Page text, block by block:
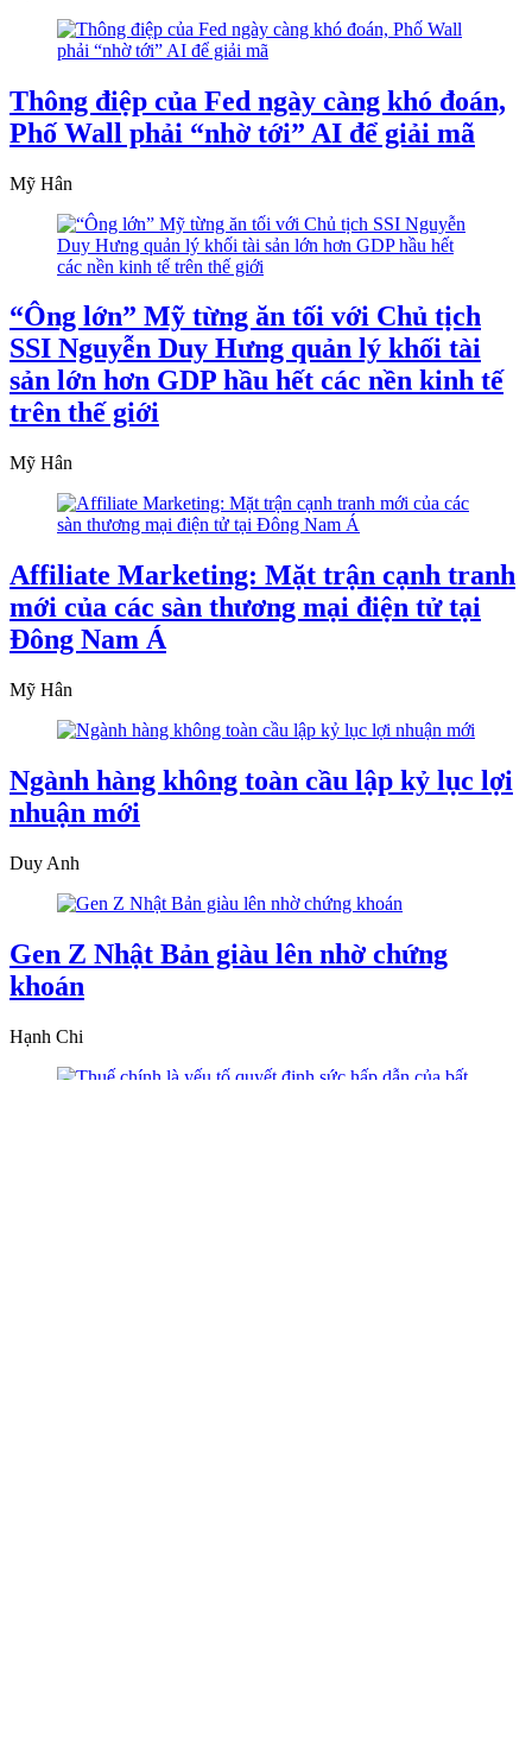
Thông điệp của Fed ngày càng khó đoán,
Phố Wall phải “nhờ tới” AI để giải mã
Mỹ Hân
“Ông lớn” Mỹ từng ăn tối với Chủ tịch
SSI Nguyễn Duy Hưng quản lý khối tài
sản lớn hơn GDP hầu hết các nền kinh tế
trên thế giới
Mỹ Hân
Affiliate Marketing: Mặt trận cạnh tranh
mới của các sàn thương mại điện tử tại
Đông Nam Á
Mỹ Hân
Ngành hàng không toàn cầu lập kỷ lục lợi
nhuận mới
Duy Anh
Gen Z Nhật Bản giàu lên nhờ chứng
khoán
Hạnh Chi